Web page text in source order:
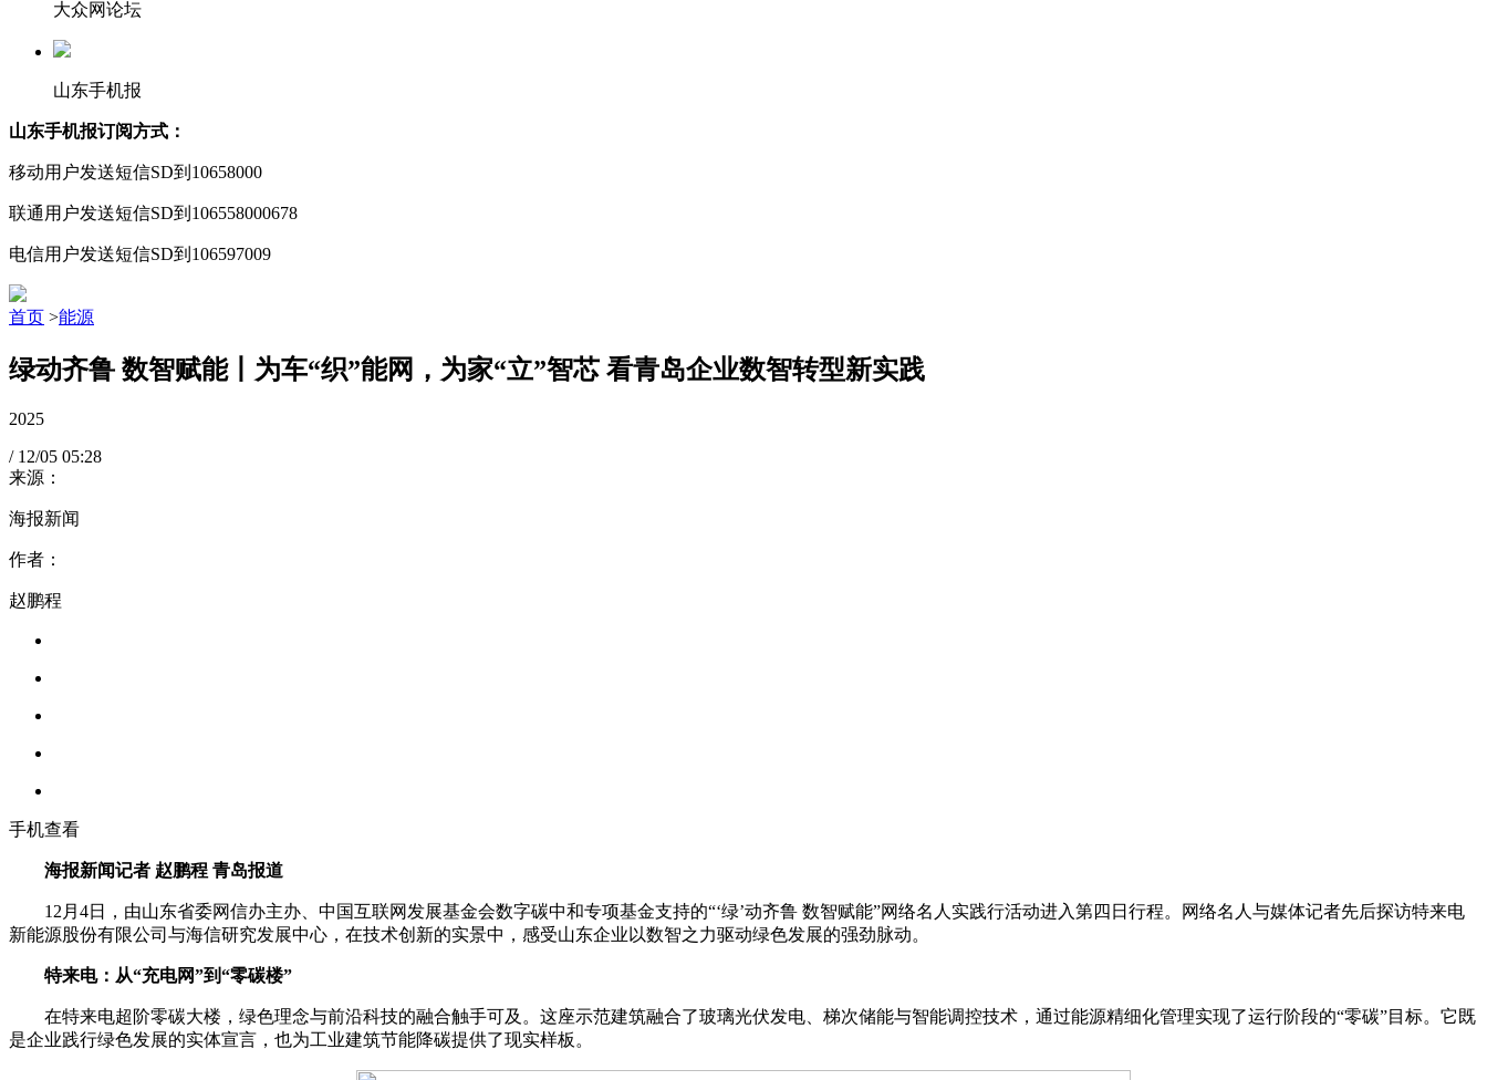
大众网论坛
山东手机报
山东手机报订阅方式：
移动用户发送短信SD到10658000
联通用户发送短信SD到106558000678
电信用户发送短信SD到106597009
首页 >能源
绿动齐鲁 数智赋能丨为车“织”能网，为家“立”智芯 看青岛企业数智转型新实践
2025
/ 12/05 05:28
来源：
海报新闻
作者：
赵鹏程
手机查看
海报新闻记者 赵鹏程 青岛报道
12月4日，由山东省委网信办主办、中国互联网发展基金会数字碳中和专项基金支持的“‘绿’动齐鲁 数智赋能”网络名人实践行活动进入第四日行程。网络名人与媒体记者先后探访特来电
新能源股份有限公司与海信研究发展中心，在技术创新的实景中，感受山东企业以数智之力驱动绿色发展的强劲脉动。
特来电：从“充电网”到“零碳楼”
在特来电超阶零碳大楼，绿色理念与前沿科技的融合触手可及。这座示范建筑融合了玻璃光伏发电、梯次储能与智能调控技术，通过能源精细化管理实现了运行阶段的“零碳”目标。它既
是企业践行绿色发展的实体宣言，也为工业建筑节能降碳提供了现实样板。